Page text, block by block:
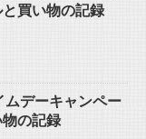
買い物の記録
デーキャンペー
の記録